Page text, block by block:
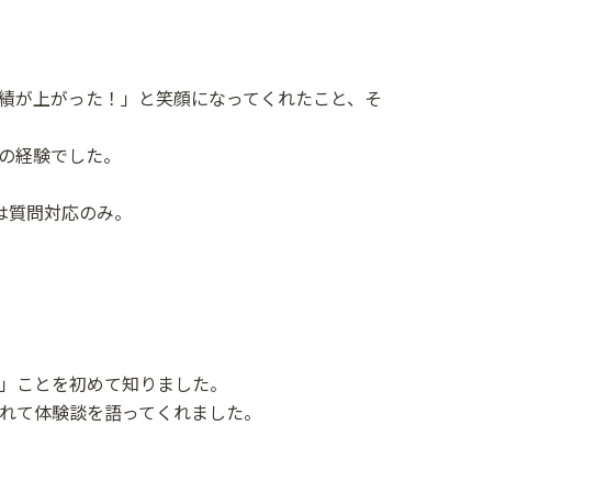
が上がった！」と笑顔になってくれたこと、そ
験でした。
問対応のみ。
とを初めて知りました。
体験談を語ってくれました。